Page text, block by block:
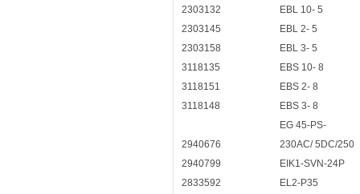
2303132
EBL 10- 5
2303145
EBL 2- 5
2303158
EBL 3- 5
3118135
EBS 10- 8
3118151
EBS 2- 8
3118148
EBS 3- 8
2940676
EG 45-PS-
230AC/ 5DC/250
2940799
EIK1-SVN-24P
2833592
EL2-P35